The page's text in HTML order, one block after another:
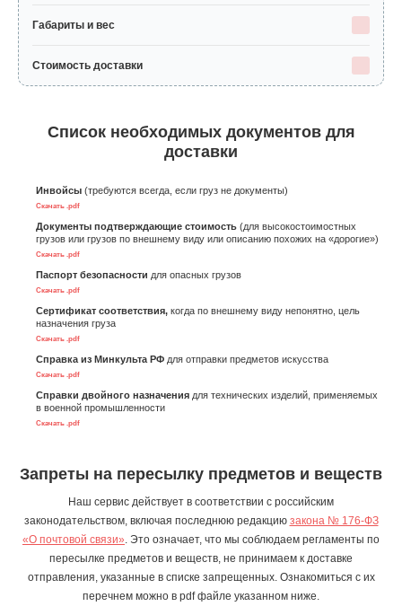
Габариты и вес
Стоимость доставки
Список необходимых документов для
доставки
Инвойсы (требуются всегда, если груз не документы)
Скачать .pdf
Документы подтверждающие стоимость (для высокостоимостных
грузов или грузов по внешнему виду или описанию похожих на «дорогие»)
Скачать .pdf
Паспорт безопасности для опасных грузов
Скачать .pdf
Сертификат соответствия, когда по внешнему виду непонятно, цель
назначения груза
Скачать .pdf
Справка из Минкульта РФ для отправки предметов искусства
Скачать .pdf
Справки двойного назначения для технических изделий, применяемых
в военной промышленности
Скачать .pdf
Запреты на пересылку предметов и веществ
Наш сервис действует в соответствии с российским
законодательством, включая последнюю редакцию закона № 176-ФЗ
«О почтовой связи». Это означает, что мы соблюдаем регламенты по
пересылке предметов и веществ, не принимаем к доставке
отправления, указанные в списке запрещенных. Ознакомиться с их
перечнем можно в pdf файле указанном ниже.